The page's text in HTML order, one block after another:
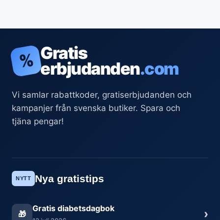
% Gratis
erbjudanden.com
Vi samlar rabattkoder, gratiserbjudanden och
kampanjer från svenska butiker. Spara och
tjäna pengar!
NYTT Nya gratistips
🎁
Gratis diabetsdagbok ›